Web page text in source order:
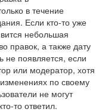
в течение
Если кто-то уже
небольшая
правок, а также дату
не появляется, если
или модератор, хотя
по своему
не могут
то ответил.